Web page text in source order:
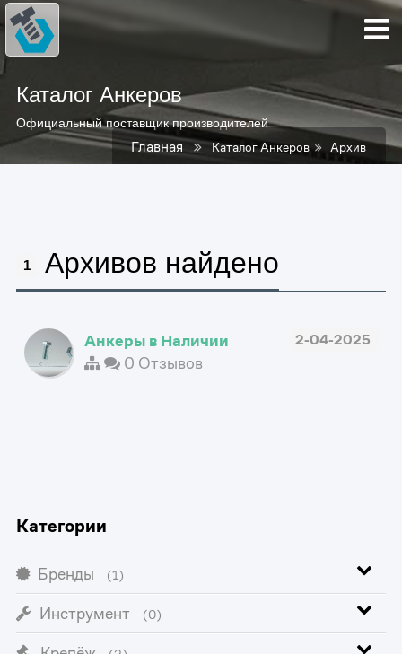
Главная Каталог Анкеров Архив
Каталог Анкеров
Официальный поставщик производителей
1 Архивов найдено
2-04-2025
Анкеры в Наличии
0 Отзывов
Категории
Бренды (1)
Инструмент (0)